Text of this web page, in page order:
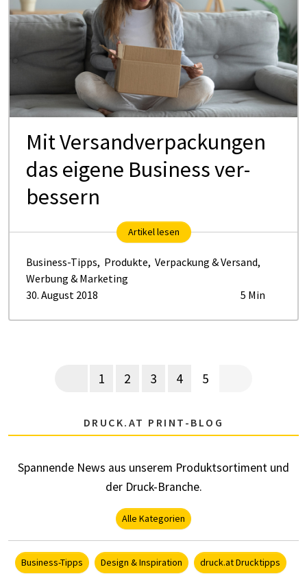
Mit Ver­sand­ver­pa­ckun­gen
das ei­ge­ne Busi­ness ver­
bes­sern
Artikel lesen
Business-Tipps, Produkte, Verpackung & Versand,
Werbung & Marketing
30. August 2018
5 Min
Seitennummerierung
Vorherige Seite
Page
1 Page
2 Page
3 Page
4 Aktuelle Seite
5
DRUCK.AT PRINT-BLOG
Spannende News aus unserem Produktsortiment und
der Druck-Branche.
Alle Kategorien
Business-Tipps Design & Inspiration druck.at Drucktipps